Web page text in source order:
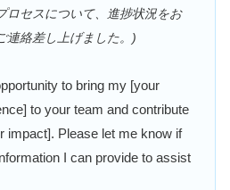
ロセスについて、進捗状況をお
連絡差し上げました。)
to bring my [your
to your team and contribute
impact]. Please let me know if
I can provide to assist